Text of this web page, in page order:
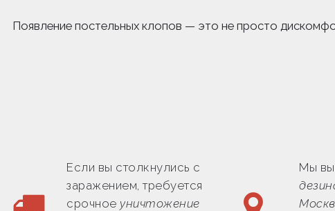
Появление постельных клопов — это не просто
Если вы столкнулись с
заражением, требуется
срочное уничтожение
Мы